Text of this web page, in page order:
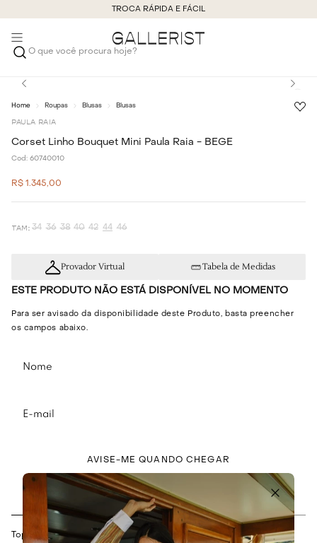
TROCA RÁPIDA E FÁCIL
O que você procura hoje?
Roupas Blusas Blusas
PAULA RAIA
Corset Linho Bouquet Mini Paula Raia - BEGE
Cod: 60740010
R$ 1 .345,00
34 36 38 40 42 44 46
Provador Virtual Tabela de Medidas
ESTE PRODUTO NÃO ESTÁ DISPONÍVEL NO MOMENTO
Para ser avisado da disponibilidade deste Produto, basta preencher
os campos abaixo.
AVISE-ME QUANDO CHEGAR
Top em linho.